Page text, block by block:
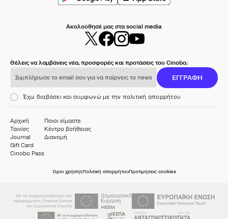
Ακολούθησέ μας στα social media
Θέλεις να λαμβάνεις νέα, προσφορές και προτάσεις του Cinobo;
ΕΓΓΡΑΦΗ
Έχω διαβάσει και συμφωνώ με την πολιτική απορρήτου
Αρχική
Ταινίες
Journal
Gift Card
Cinobo Pass
Ποιοι είμαστε
Κέντρο βοήθειας
Διανομή
Όροι χρήσηςΠολιτική απορρήτουΠροτιμήσεις cookies